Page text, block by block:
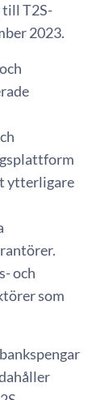
till T2S-
2023.
ytterligare
och
som